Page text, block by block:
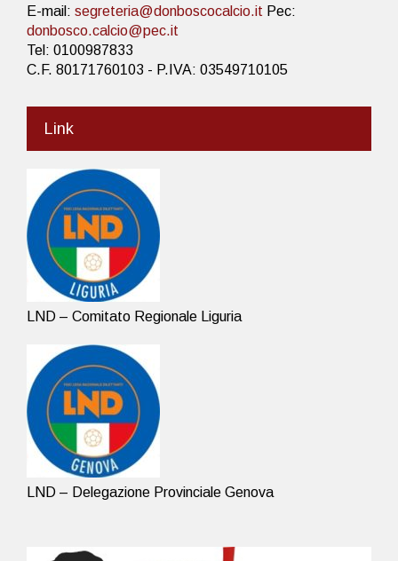
E-mail: segreteria@donboscocalcio.it Pec:
donbosco.calcio@pec.it
Tel: 0100987833
C.F. 80171760103 - P.IVA: 03549710105
Link
LND – Comitato Regionale Liguria
LND – Delegazione Provinciale Genova